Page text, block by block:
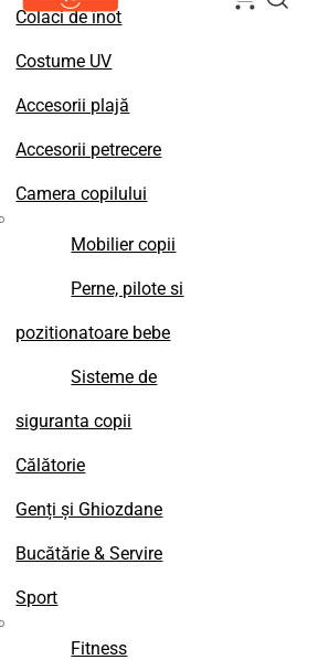
Colaci de înot
Costume UV
Accesorii plajă
Accesorii petrecere
Camera copilului
Mobilier copii
Perne, pilote si
pozitionatoare bebe
Sisteme de
siguranta copii
Călătorie
Genți și Ghiozdane
Bucătărie & Servire
Sport
Fitness